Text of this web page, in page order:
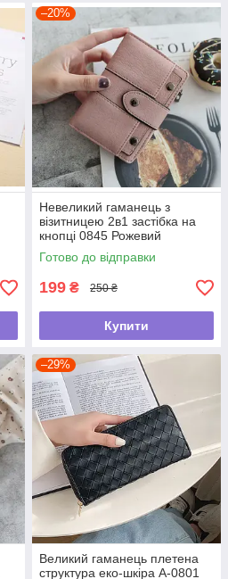
–20%
Невеликий гаманець з
візитницею 2в1 застібка на
кнопці 0845 Рожевий
Готово до відправки
199 ₴ 250 ₴
Купити
–29%
Великий гаманець плетена
структура еко-шкіра А-0801